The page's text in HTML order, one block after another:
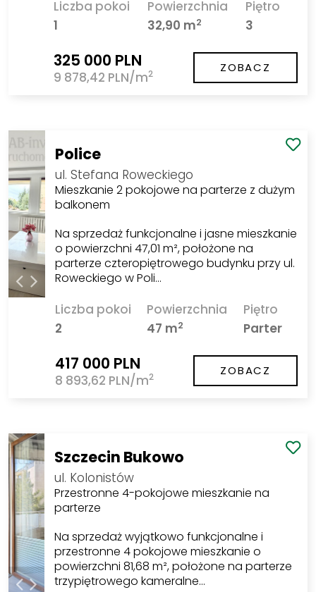
Liczba pokoi
1
Powierzchnia
32,90 m2
Piętro
3
325 000 PLN
9 878,42 PLN/m2 ZOBACZ
Police
ul. Stefana Roweckiego
Mieszkanie 2 pokojowe na parterze z dużym
balkonem
Na sprzedaż funkcjonalne i jasne mieszkanie
o powierzchni 47,01 m², położone na
parterze czteropiętrowego budynku przy ul.
Roweckiego w Poli…
Liczba pokoi
2
Powierzchnia
47 m2
Piętro
Parter
417 000 PLN
8 893,62 PLN/m2 ZOBACZ
Szczecin Bukowo
ul. Kolonistów
Przestronne 4-pokojowe mieszkanie na
parterze
Na sprzedaż wyjątkowo funkcjonalne i
przestronne 4 pokojowe mieszkanie o
powierzchni 81,68 m², położone na parterze
trzypiętrowego kameralne…